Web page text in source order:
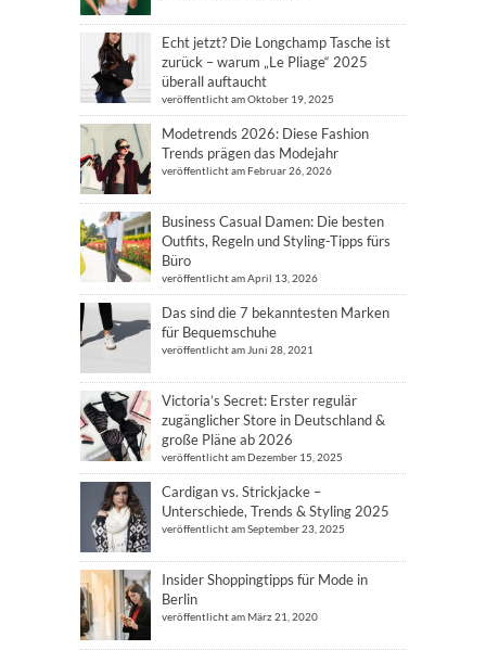
Echt jetzt? Die Longchamp Tasche ist
zurück – warum „Le Pliage“ 2025
überall auftaucht
veröffentlicht am Oktober 19, 2025
Modetrends 2026: Diese Fashion
Trends prägen das Modejahr
veröffentlicht am Februar 26, 2026
Business Casual Damen: Die besten
Outfits, Regeln und Styling-Tipps fürs
Büro
veröffentlicht am April 13, 2026
Das sind die 7 bekanntesten Marken
für Bequemschuhe
veröffentlicht am Juni 28, 2021
Victoria’s Secret: Erster regulär
zugänglicher Store in Deutschland &
große Pläne ab 2026
veröffentlicht am Dezember 15, 2025
Cardigan vs. Strickjacke –
Unterschiede, Trends & Styling 2025
veröffentlicht am September 23, 2025
Insider Shoppingtipps für Mode in
Berlin
veröffentlicht am März 21, 2020